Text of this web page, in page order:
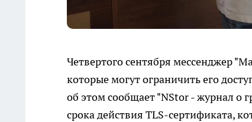
Четвертого сентября мессенджер
которые могут ограничить его
об этом сообщает "NStor - журнал о
срока действия TLS-сертификата,